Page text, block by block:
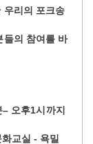
우리의 포크송
들의 참여를 바
– 오후1시까지
화교실 - 욕밀